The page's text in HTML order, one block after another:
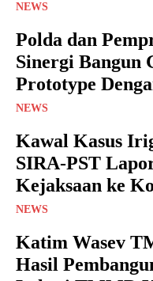
NEWS
Polda dan
Sinergi Bangun
Prototype
NEWS
Kawal Kasus
SIRA-PST
Kejaksaan ke
NEWS
Katim Wasev
Hasil